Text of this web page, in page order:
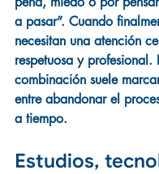
a pasar”. Cuando
necesitan una atención
respetuosa y profesional.
combinación suele
entre abandonar el
a tiempo.
Estudios,